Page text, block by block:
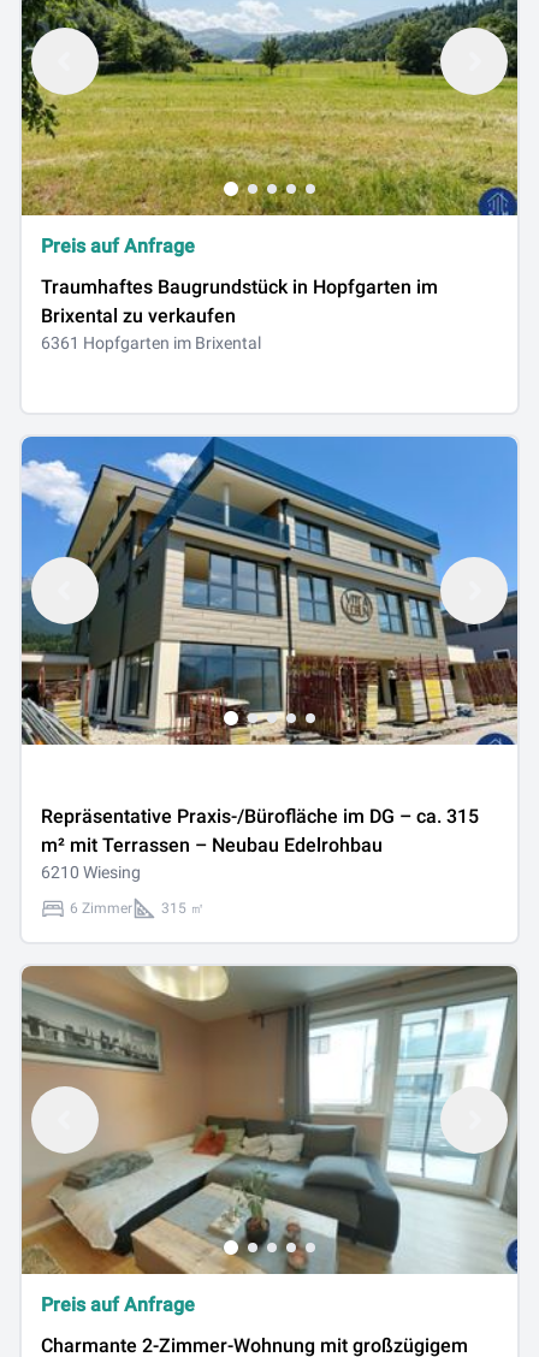
Preis auf Anfrage
Traumhaftes Baugrundstück in Hopfgarten im
Brixental zu verkaufen
6361 Hopfgarten im Brixental
Repräsentative Praxis-/Bürofläche im DG – ca. 315
m² mit Terrassen – Neubau Edelrohbau
6210 Wiesing
6 Zimmer 315 ㎡
Preis auf Anfrage
Charmante 2-Zimmer-Wohnung mit großzügigem